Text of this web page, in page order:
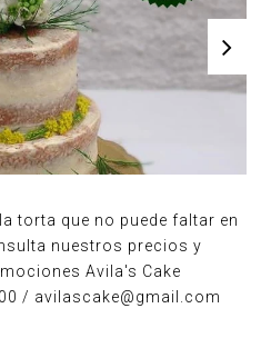
torta que no puede faltar en
nuestros precios y
Avila's Cake
/ avilascake@gmail.com